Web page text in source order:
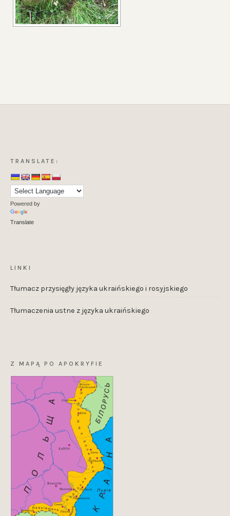
TRANSLATE:
Powered by
Translate
LINKI
Tłumacz przysięgły języka ukraińskiego i rosyjskiego
Tłumaczenia ustne z języka ukraińskiego
Z MAPĄ PO APOKRYFIE